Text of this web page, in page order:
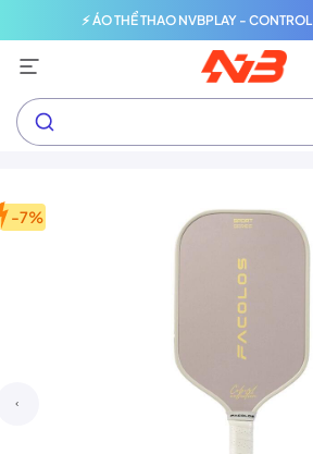
⚡ ÁO THỂ THAO NVBPLAY -
-7%